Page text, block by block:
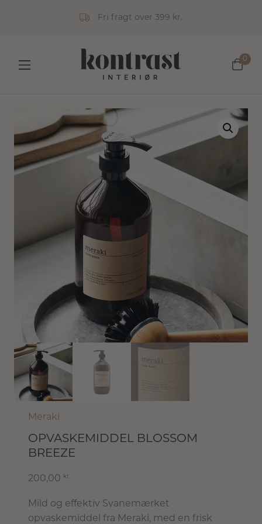
Fri fragt over 399 kr.
0
Meraki
OPVASKEMIDDEL BLOSSOM
BREEZE
200,00 kr.
Mild og effektiv Svanemærket
opvaskemiddel fra Meraki, med en frisk